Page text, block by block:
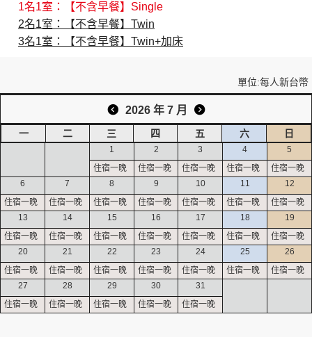
1名1室：【不含早餐】Single
2名1室：【不含早餐】Twin
3名1室：【不含早餐】Twin+加床
單位:每人新台幣
2026 年 7 月
一 二 三 四 五 六 日
1 2 3 4 5
6 7 8 9 10 11 12
13 14 15 16 17 18 19
20 21 22 23 24 25 26
27 28 29 30 31